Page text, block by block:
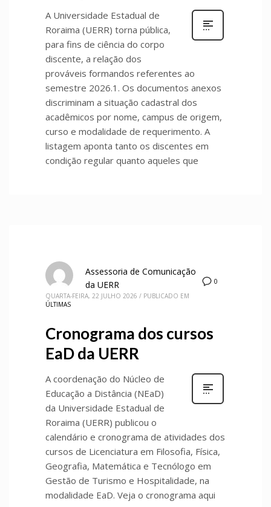
A Universidade Estadual de
Roraima (UERR) torna pública,
para fins de ciência do corpo
discente, a relação dos
prováveis formandos referentes ao
semestre 2026.1. Os documentos anexos
discriminam a situação cadastral dos
acadêmicos por nome, campus de origem,
curso e modalidade de requerimento. A
listagem aponta tanto os discentes em
condição regular quanto aqueles que
0
Assessoria de Comunicação
da UERR
QUARTA-FEIRA, 22 JULHO 2026 / PUBLICADO EM
ÚLTIMAS
Cronograma dos cursos
EaD da UERR
A coordenação do Núcleo de
Educação a Distância (NEaD)
da Universidade Estadual de
Roraima (UERR) publicou o
calendário e cronograma de atividades dos
cursos de Licenciatura em Filosofia, Física,
Geografia, Matemática e Tecnólogo em
Gestão de Turismo e Hospitalidade, na
modalidade EaD. Veja o cronograma aqui